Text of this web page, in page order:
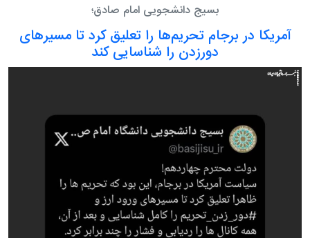
بسیج دانشجویی امام صادق؛
آمریکا در برجام تحریم‌ها را تعلیق کرد تا مسیرهای
دورزدن را شناسایی کند